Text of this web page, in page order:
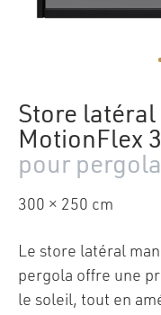
Store
MotionFlex
pour pergola
300 × 250 cm
Le store latéral
pergola offre une
le soleil, tout en